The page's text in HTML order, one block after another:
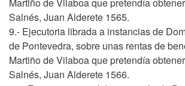
Salnés, Juan Alderete 1565.
9.- Ejecutoria librada a instancias de
de Pontevedra, sobre unas rentas de
Martiño de Vilaboa que pretendía
Salnés, Juan Alderete 1566.